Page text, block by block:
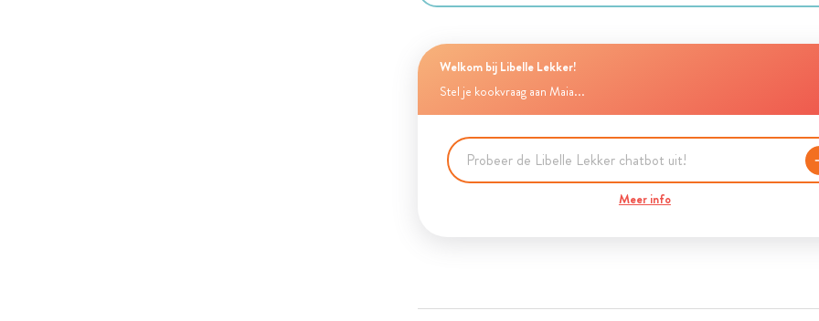
Welkom bij Libelle Lekker!
Stel je kookvraag aan Maia...
Meer info